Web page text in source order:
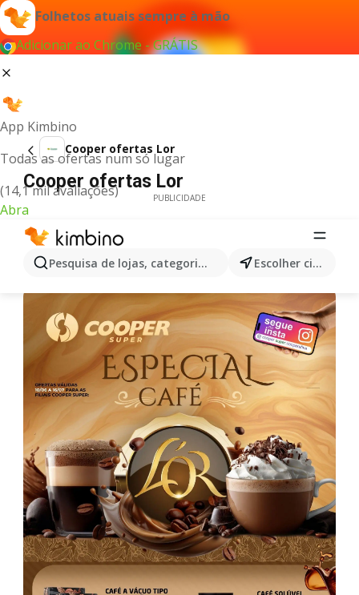
Folhetos atuais sempre à mão
Adicionar ao Chrome - GRÁTIS
App Kimbino
Todas as ofertas num só lugar
(14,1 mil avaliações)
Abra
Pesquisa de lojas, categorias,produtos... Escolher cidade
Cooper ofertas Lor
Cooper ofertas Lor
PUBLICIDADE